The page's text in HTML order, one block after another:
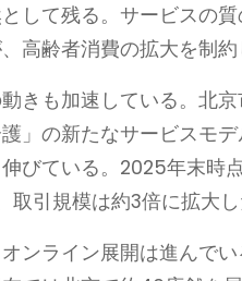
して残る。サービスの
高齢者消費の拡大を制約
きも加速している。北
」の新たなサービスモ
びている。2025年末時
引規模は約3倍に拡大し
ンライン展開は進んで